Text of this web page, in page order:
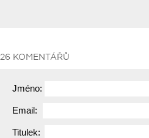
26 KOMENTÁŘŮ
Jméno:
Email:
Titulek: